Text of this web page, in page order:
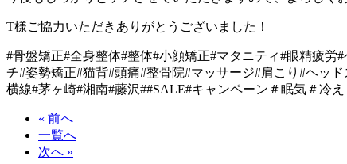
T様ご協力いただきありがとうございました！
#骨盤矯正#全身整体#整体#小顔矯正#マタニティ#眼精疲
チ#姿勢矯正#猫背#頭痛#整骨院#マッサージ#肩こり#ヘッ
横線#茅ヶ崎#湘南#藤沢##SALE#キャンペーン＃眠気＃冷
« 前へ
一覧へ
次へ »